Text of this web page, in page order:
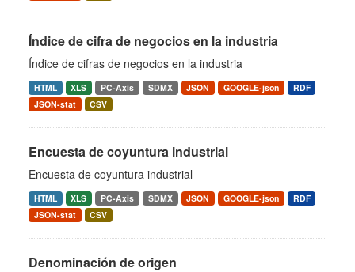
Índice de cifra de negocios en la industria
Índice de cifras de negocios en la industria
HTML XLS PC-Axis SDMX JSON GOOGLE-json
RDF
JSON-stat
CSV
Encuesta de coyuntura industrial
Encuesta de coyuntura industrial
HTML XLS PC-Axis SDMX JSON GOOGLE-json
RDF
JSON-stat
CSV
Denominación de origen